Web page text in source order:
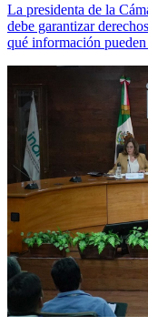
La presidenta de la
debe garantizar
qué información